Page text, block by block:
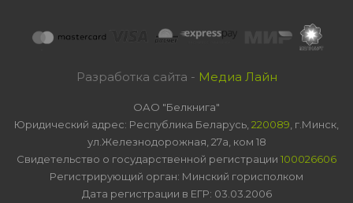
Разработка сайта - Медиа Лайн
ОАО "Белкнига"
Юридический адрес: Республика Беларусь, 220089 , г.Минск,
ул.Железнодорожная, 27а, ком 18
Свидетельство о государственной регистрации 100026606
Регистрирующий орган: Минский горисполком
Дата регистрации в ЕГР: 03.03.2006